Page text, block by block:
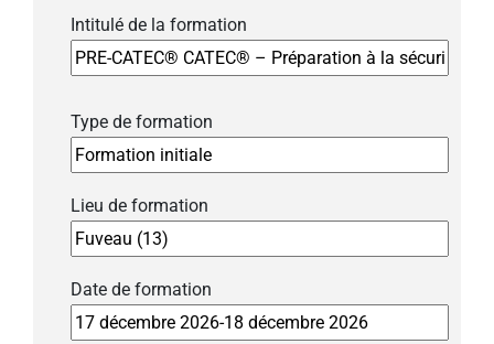
Intitulé de la formation
Type de formation
Lieu de formation
Date de formation